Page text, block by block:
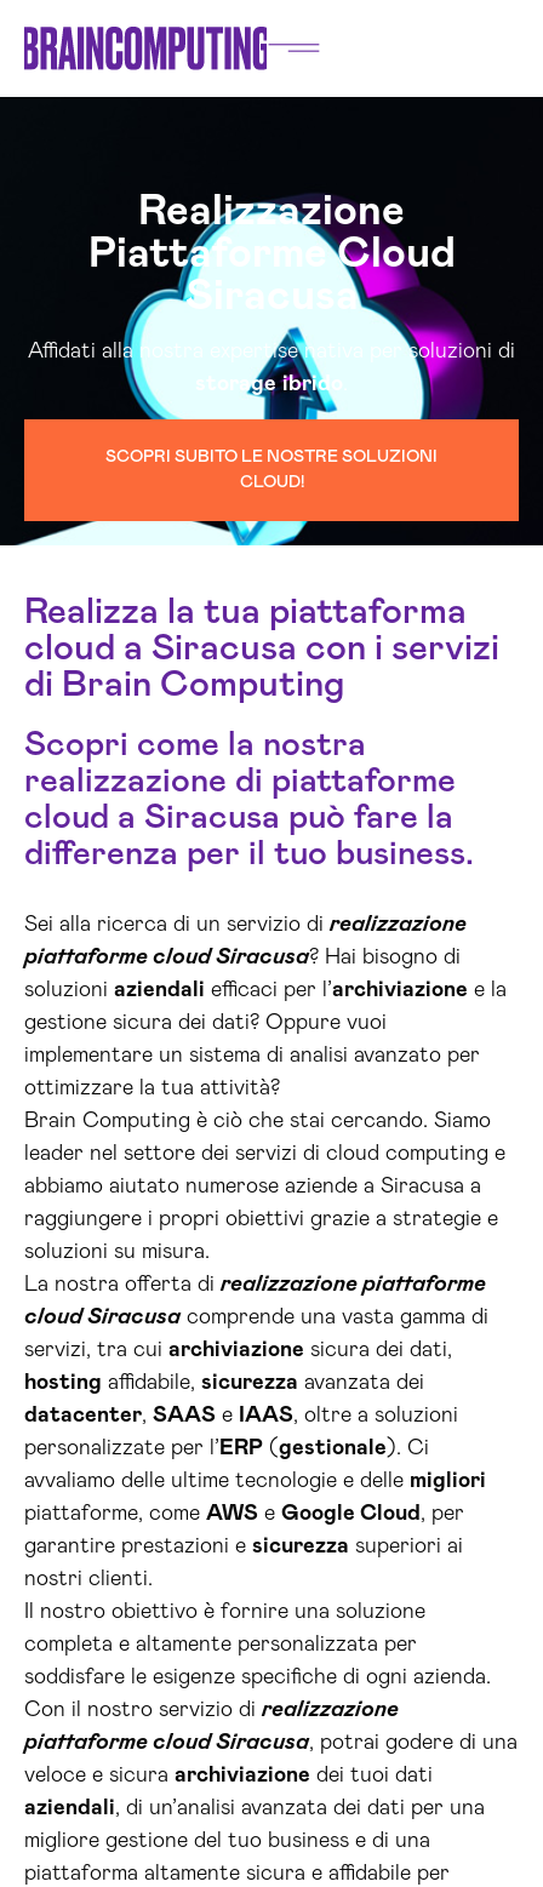
Realizzazione
Piattaforme Cloud
Siracusa
Affidati alla nostra expertise nativa per soluzioni di
storage ibrido
SCOPRI SUBITO LE NOSTRE SOLUZIONI
CLOUD!
Realizza la tua piattaforma
cloud a Siracusa con i servizi
di Brain Computing
Scopri come la nostra
realizzazione di piattaforme
cloud a Siracusa può fare la
differenza per il tuo business.
Sei alla ricerca di un servizio direalizzazione
piattaforme cloud Siracusa? Hai bisogno di
soluzioni aziendali efficaci per l’archiviazione e la
gestione sicura dei dati? Oppure vuoi
implementare un sistema di analisi avanzato per
ottimizzare la tua attività?
Brain Computing è ciò che stai cercando. Siamo
leader nel settore dei servizi di cloud computing e
abbiamo aiutato numerose aziende a Siracusa a
raggiungere i propri obiettivi grazie a strategie e
soluzioni su misura.
La nostra offerta direalizzazione piattaforme
cloud Siracusacomprende una vasta gamma di
servizi, tra cui archiviazione sicura dei dati,
hosting affidabile, sicurezza avanzata dei
datacenter, SAAS e IAAS, oltre a soluzioni
personalizzate per l’ ERP (gestionale ). Ci
avvaliamo delle ultime tecnologie e delle migliori
piattaforme, come AWS e Google Cloud , per
garantire prestazioni e sicurezza superiori ai
nostri clienti.
Il nostro obiettivo è fornire una soluzione
completa e altamente personalizzata per
soddisfare le esigenze specifiche di ogni azienda.
Con il nostro servizio direalizzazione
piattaforme cloud Siracusa, potrai godere di una
veloce e sicura archiviazione dei tuoi dati
aziendali, di un’analisi avanzata dei dati per una
migliore gestione del tuo business e di una
piattaforma altamente sicura e affidabile per